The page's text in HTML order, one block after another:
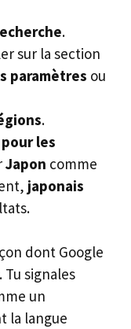
.
sur la section
paramètres ou
.
les
Japon comme
japonais
dont Google
signales
un
la langue